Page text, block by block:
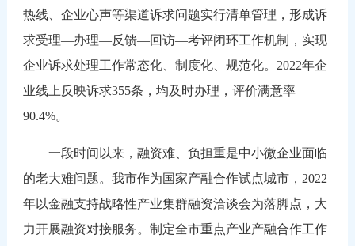
热线、企业心声等渠道诉求问题实行清单管理，形成诉
求受理—办理—反馈—回访—考评闭环工作机制，实现
企业诉求处理工作常态化、制度化、规范化。2022年企
业线上反映诉求355条，均及时办理，评价满意率
90.4%。
一段时间以来，融资难、负担重是中小微企业面临
的老大难问题。我市作为国家产融合作试点城市，2022
年以金融支持战略性产业集群融资洽谈会为落脚点，大
力开展融资对接服务。制定全市重点产业产融合作工作